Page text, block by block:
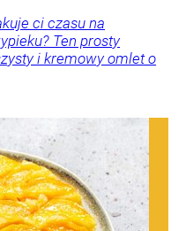
ci czasu na
Ten prosty
i kremowy omlet o